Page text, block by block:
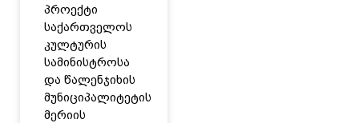
პროექტი
საქართველოს
კულტურის
სამინისტროსა
და წალენჯიხის
მუნიციპალიტეტის
მერიის